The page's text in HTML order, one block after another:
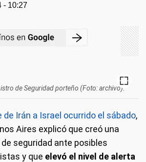
- 10:27
de Seguridad porteño (Foto: archivo).
de Irán a Israel ocurrido el sábado,
Aires explicó que creó una
seguridad ante posibles
y que elevó el nivel de alerta